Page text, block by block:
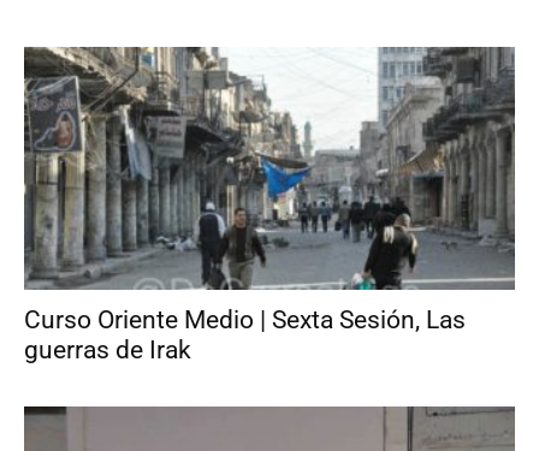
Curso Oriente Medio | Sexta Sesión, Las
guerras de Irak